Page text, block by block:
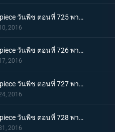
One piece วันพีช ตอนที่ 725 พากย์ไทย ระเบิดความโกรธ! ฉันจะรับทุกอย่างไว้เอง!
2016
One piece วันพีช ตอนที่ 726 พากย์ไทย เกียร์สี่! มนุษย์เด้งดึ๋งสุดประหลาด!
2016
One piece วันพีช ตอนที่ 727 พากย์ไทย พลิกผันครั้งใหญ่! พลังที่ตื่นขึ้นของโดฟลามิงโก้!
2016
One piece วันพีช ตอนที่ 728 พากย์ไทย ลูฟี่! ทุ่มสุดตัวลีโอบาซูก้า!
2016